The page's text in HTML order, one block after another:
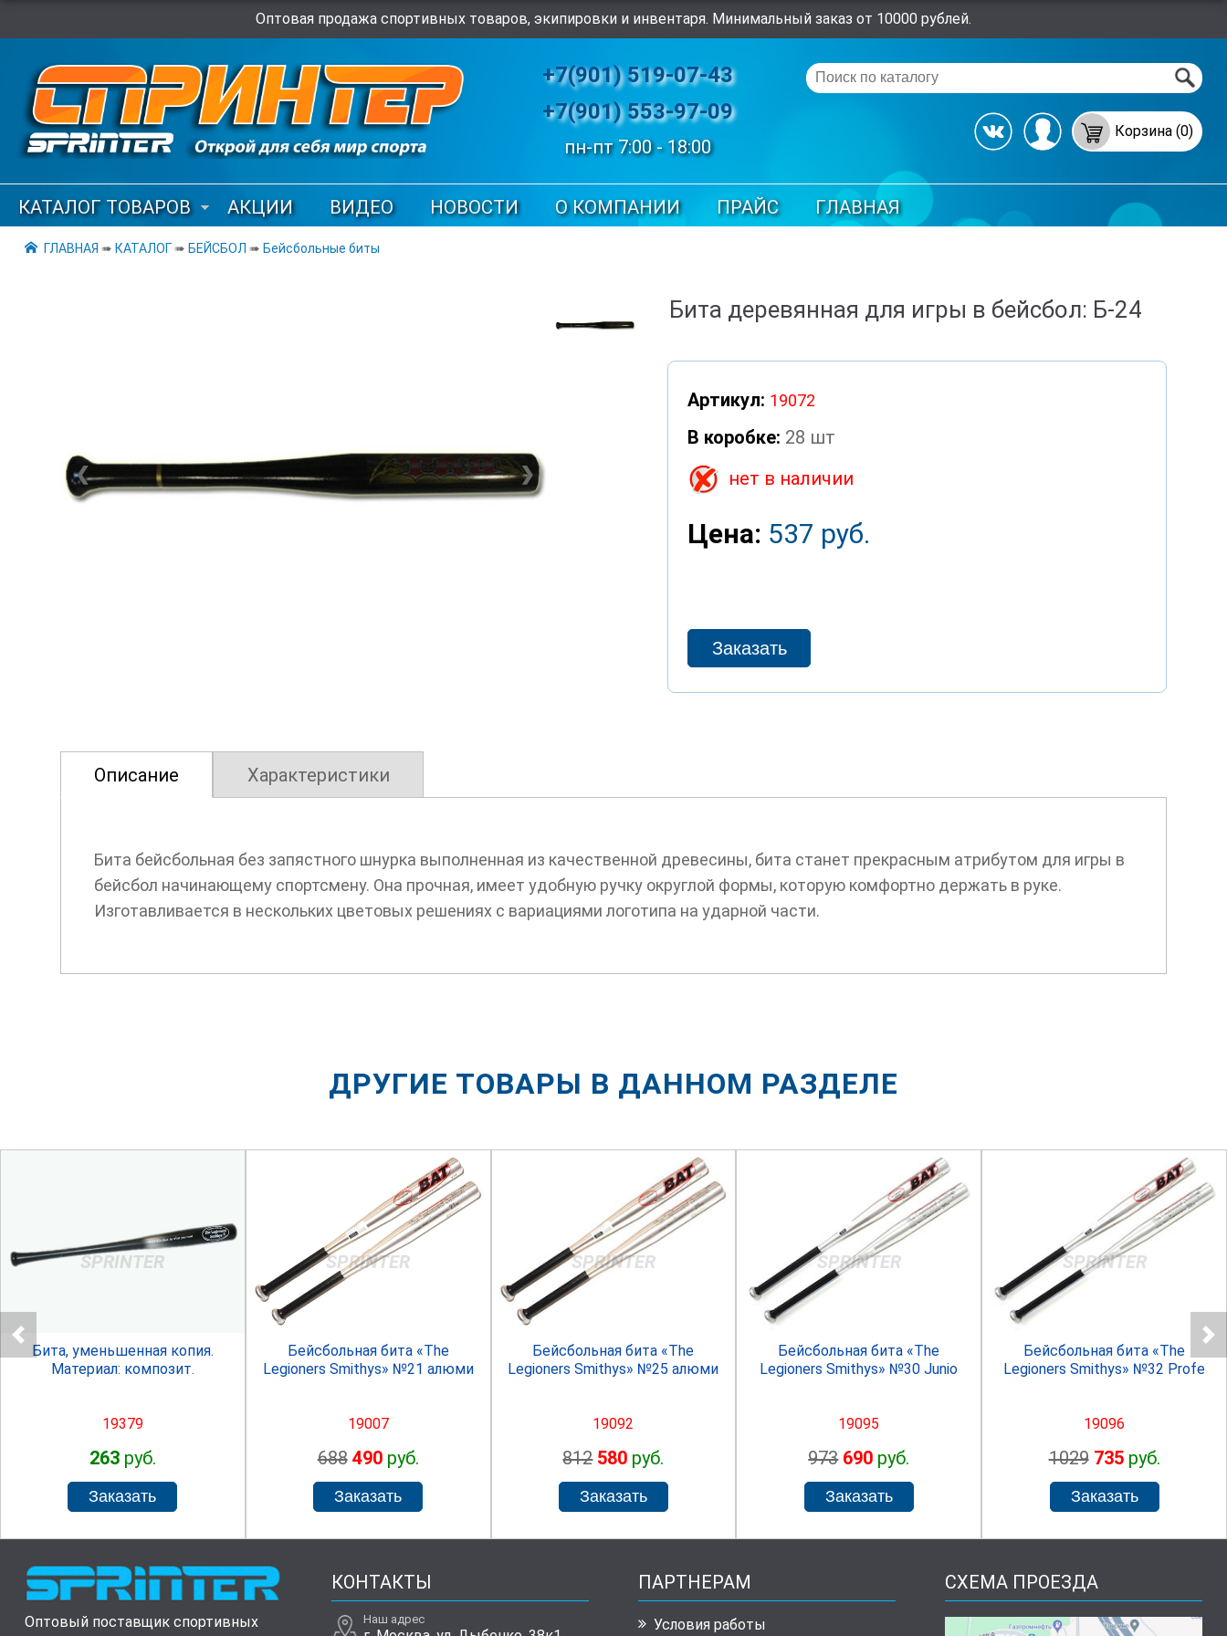
Оптовая продажа спортивных товаров, экипировки и инвентаря. Минимальный заказ от 10000 рублей.
+7(901) 519-07-43
+7(901) 553-97-09
пн-пт 7:00 - 18:00
Корзина (0)
КАТАЛОГ ТОВАРОВ АКЦИИ ВИДЕО НОВОСТИ О КОМПАНИИ ПРАЙС ГЛАВНАЯ
ГЛАВНАЯ ➠ КАТАЛОГ➠ БЕЙСБОЛ ➠ Бейсбольные биты
❮ ❯
Бита деревянная для игры в бейсбол: Б-24
Артикул: 19072
В коробке: 28 шт
нет в наличии
Цена: 537 руб.
Описание Характеристики
Бита бейсбольная без запястного шнурка выполненная из качественной древесины, бита станет прекрасным атрибутом для игры в
бейсбол начинающему спортсмену. Она прочная, имеет удобную ручку округлой формы, которую комфортно держать в руке.
Изготавливается в нескольких цветовых решениях с вариациями логотипа на ударной части.
ДРУГИЕ ТОВАРЫ В ДАННОМ РАЗДЕЛЕ
SPRINTER
Бита, уменьшенная копия.
Материал: композит.
19379
263руб.
SPRINTER
Бейсбольная бита «The
Legioners Smithys» №21 алюми
19007
688 490руб.
SPRINTER
Бейсбольная бита «The
Legioners Smithys» №25 алюми
19092
812 580 руб.
SPRINTER
Бейсбольная бита «The
Legioners Smithys» №30 Junio
19095
973 690 руб.
SPRINTER
Бейсбольная бита «The
Legioners Smithys» №32 Profe
19096
1029 735руб.
Оптовый поставщик спортивных
КОНТАКТЫ
Наш адрес
ПАРТНЕРАМ
Условия работы
СХЕМА ПРОЕЗДА